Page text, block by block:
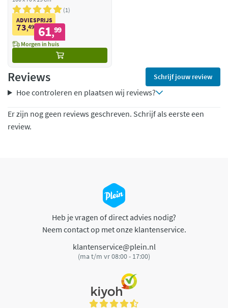
1
ADVIESPRIJS
73,49 61,99
Morgen in huis
Reviews Schrijf jouw review
Hoe controleren en plaatsen wij reviews?
Er zijn nog geen reviews geschreven. Schrijf als eerste een
review.
Heb je vragen of direct advies nodig?
Neem contact op met onze klantenservice.
klantenservice@plein.nl
(ma t/m vr 08:00 - 17:00)